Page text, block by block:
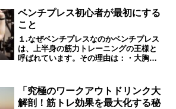
ベンチプレス初心者が最初にする
こと
１.なぜベンチプレスなのかベンチプレス
は、上半身の筋力トレーニングの王様と
呼ばれています。その理由は：・大胸
っとも効果を感じられる種目だと個人的
には思ってます。ダイエッ...
「究極のワークアウトドリンク大
解剖！筋トレ効果を最大化する秘